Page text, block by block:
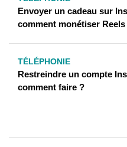
Envoyer un cadeau sur
comment monétiser Reels
TÉLÉPHONIE
Restreindre un compte
comment faire ?